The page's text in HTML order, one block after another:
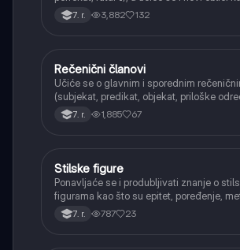
aorist, imperfekat, pluskvamperfekat,
glagolski prilozi i pridevi.
7. r. 3,882 132
Srpski jezik
Rečenični članovi
Učiće se o glavnim i sporednim
(subjekat, predikat, objekat, priloške
apozicija) i njihovoj funkciji.
7. r. 1,885 67
Srpski jezik
Stilske figure
Ponavljaće se i produbljivati znanje o
figurama kao što su epitet, poređenje,
personifikacija, hiperbola, onomatopeja,
asonanca, razumevajući njihovu ulogu u
7. r. 787 23